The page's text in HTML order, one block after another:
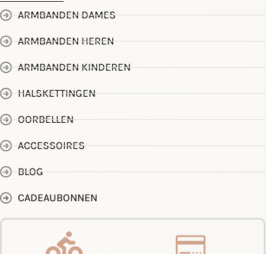
ARMBANDEN DAMES
ARMBANDEN HEREN
ARMBANDEN KINDEREN
HALSKETTINGEN
OORBELLEN
ACCESSOIRES
BLOG
CADEAUBONNEN